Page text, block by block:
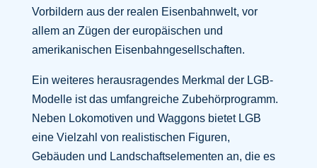
Vorbildern aus der realen Eisenbahnwelt, vor
allem an Zügen der europäischen und
amerikanischen Eisenbahngesellschaften.
Ein weiteres herausragendes Merkmal der LGB-
Modelle ist das umfangreiche Zubehörprogramm.
Neben Lokomotiven und Waggons bietet LGB
eine Vielzahl von realistischen Figuren,
Gebäuden und Landschaftselementen an, die es